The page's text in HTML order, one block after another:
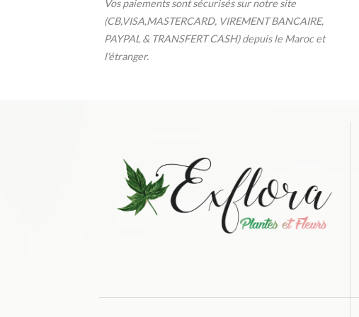
Vos paiements sont sécurisés sur notre site
(CB,VISA,MASTERCARD, VIREMENT BANCAIRE,
PAYPAL & TRANSFERT CASH) depuis le Maroc et
l'étranger.